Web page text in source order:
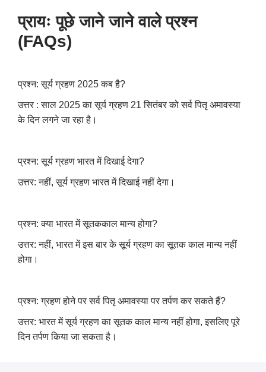
प्रायः पूछे जाने जाने वाले प्रश्न
(FAQs)
प्रश्न: सूर्य ग्रहण 2025 कब है?
उत्तर : साल 2025 का सूर्य ग्रहण 21 सितंबर को सर्व पितृ अमावस्या
के दिन लगने जा रहा है।
प्रश्न: सूर्य ग्रहण भारत में दिखाई देगा?
उत्तर: नहीं, सूर्य ग्रहण भारत में दिखाई नहीं देगा।
प्रश्न: क्या भारत में सूतककाल मान्य होगा?
उत्तर: नहीं, भारत में इस बार के सूर्य ग्रहण का सूतक काल मान्य नहीं
होगा।
प्रश्न: ग्रहण होने पर सर्व पितृ अमावस्या पर तर्पण कर सकते हैं?
उत्तर: भारत में सूर्य ग्रहण का सूतक काल मान्य नहीं होगा, इसलिए पूरे
दिन तर्पण किया जा सकता है।